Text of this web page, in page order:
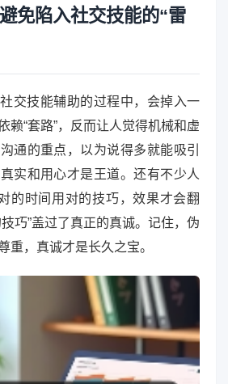
免陷入社交技能的“雷
交技能辅助的过程中，会掉入一
赖“套路”，反而让人觉得机械和虚
通的重点，以为说得多就能吸引
实和用心才是王道。还有不少人
的时间用对的技巧，效果才会翻
巧”盖过了真正的真诚。记住，伪
重，真诚才是长久之宝。